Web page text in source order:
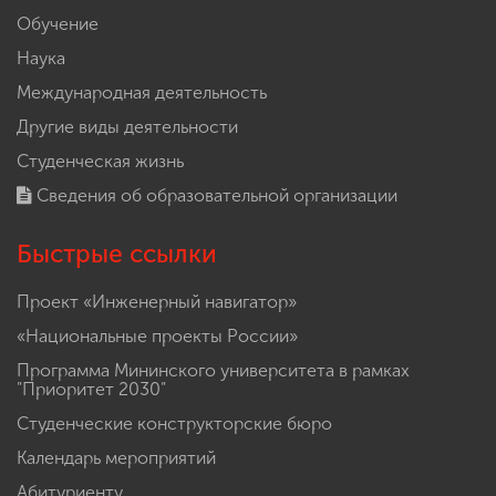
Обучение
Наука
Международная деятельность
Другие виды деятельности
Студенческая жизнь
Сведения об образовательной организации
Быстрые ссылки
Проект «Инженерный навигатор»
«Национальные проекты России»
Программа Мининского университета в рамках
"Приоритет 2030"
Студенческие конструкторские бюро
Календарь мероприятий